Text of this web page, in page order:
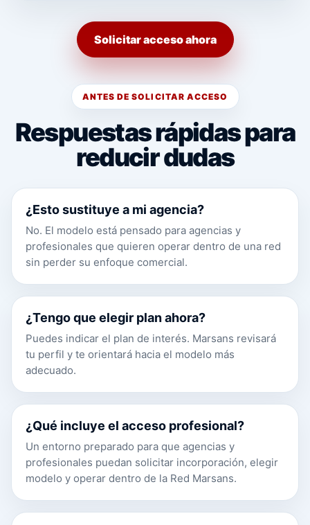
Solicitar acceso ahora
ANTES DE SOLICITAR ACCESO
Respuestas rápidas para
reducir dudas
¿Esto sustituye a mi agencia?
No. El modelo está pensado para agencias y
profesionales que quieren operar dentro de una red
sin perder su enfoque comercial.
¿Tengo que elegir plan ahora?
Puedes indicar el plan de interés. Marsans revisará
tu perfil y te orientará hacia el modelo más
adecuado.
¿Qué incluye el acceso profesional?
Un entorno preparado para que agencias y
profesionales puedan solicitar incorporación, elegir
modelo y operar dentro de la Red Marsans.